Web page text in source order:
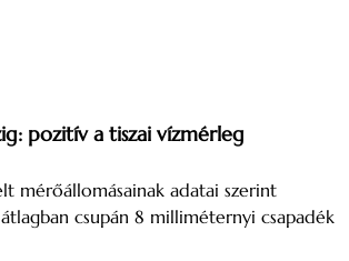
pozitív a tiszai vízmérleg
mérőállomásainak adatai szerint
csupán 8 milliméternyi csapadék